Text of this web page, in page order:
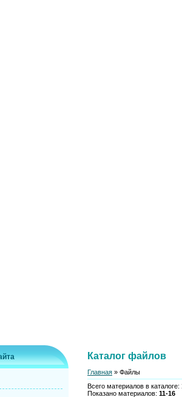
Каталог файлов
Главная » Файлы
Всего материалов в каталоге:
Показано материалов: 11-16